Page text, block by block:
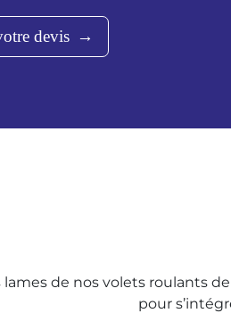
devis
lames de nos volets roulants
pour